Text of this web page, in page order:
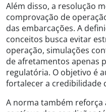
Além disso, a resolução
comprovação de
das embarcações. A
conceitos busca evitar
operação, simulações
de afretamentos apenas
regulatória. O objetivo é
fortalecer a credibilidade
A norma também reforça